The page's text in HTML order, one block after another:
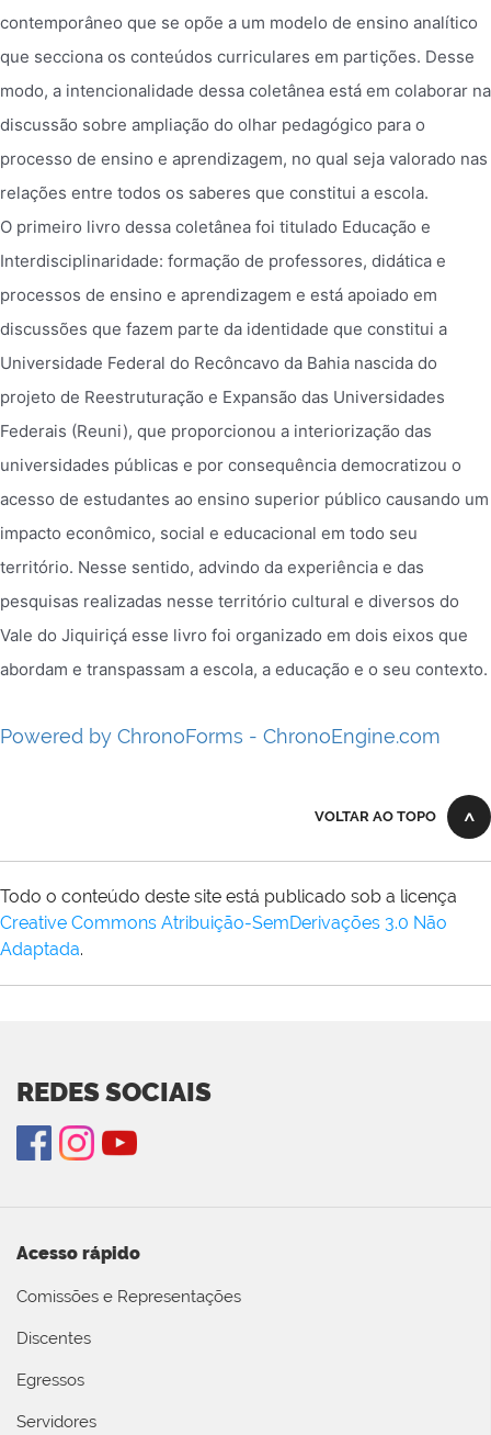
contemporâneo que se opõe a um modelo de ensino analítico
que secciona os conteúdos curriculares em partições. Desse
modo, a intencionalidade dessa coletânea está em colaborar na
discussão sobre ampliação do olhar pedagógico para o
processo de ensino e aprendizagem, no qual seja valorado nas
relações entre todos os saberes que constitui a escola.
O primeiro livro dessa coletânea foi titulado Educação e
Interdisciplinaridade: formação de professores, didática e
processos de ensino e aprendizagem e está apoiado em
discussões que fazem parte da identidade que constitui a
Universidade Federal do Recôncavo da Bahia nascida do
projeto de Reestruturação e Expansão das Universidades
Federais (Reuni), que proporcionou a interiorização das
universidades públicas e por consequência democratizou o
acesso de estudantes ao ensino superior público causando um
impacto econômico, social e educacional em todo seu
território. Nesse sentido, advindo da experiência e das
pesquisas realizadas nesse território cultural e diversos do
Vale do Jiquiriçá esse livro foi organizado em dois eixos que
abordam e transpassam a escola, a educação e o seu contexto.
Powered by ChronoForms - ChronoEngine.com
VOLTAR AO TOPO
Todo o conteúdo deste site está publicado sob a licença
Creative Commons Atribuição-SemDerivações 3.0 Não
Adaptada.
REDES SOCIAIS
Acesso rápido
Comissões e Representações
Discentes
Egressos
Servidores